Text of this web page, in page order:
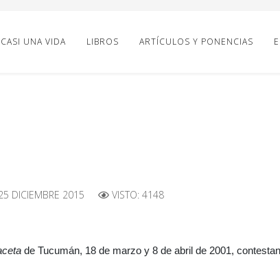
CASI UNA VIDA LIBROS ARTÍCULOS Y PONENCIAS
DICIEMBRE 2015 VISTO: 4148
de Tucumán, 18 de marzo y 8 de abril de 2001,